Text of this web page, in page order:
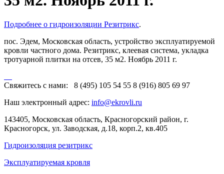
Подробнее о гидроизоляции Резитрикс.
пос. Эдем, Московская область, устройство эксплуатируемой
кровли частного дома. Резитрикс, клеевая система, укладка
тротуарной плитки на отсев, 35 м2. Ноябрь 2011 г.
Свяжитесь с нами: 8 (495) 105 54 55 8 (916) 805 69 97
Наш электронный адрес: info@ekrovli.ru
143405, Московская область, Красногорский район, г.
Красногорск, ул. Заводская, д.18, корп.2, кв.405
Гидроизоляция резитрикс
Эксплуатируемая кровля